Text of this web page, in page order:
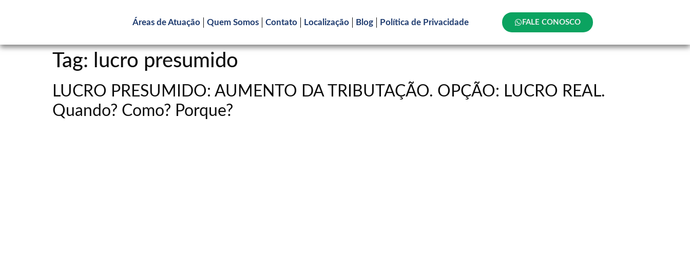
Áreas de Atuação Quem Somos Contato Localização Blog Política de Privacidade FALE CONOSCO
Tag: lucro presumido
LUCRO PRESUMIDO: AUMENTO DA TRIBUTAÇÃO. OPÇÃO: LUCRO REAL.
Quando? Como? Porque?